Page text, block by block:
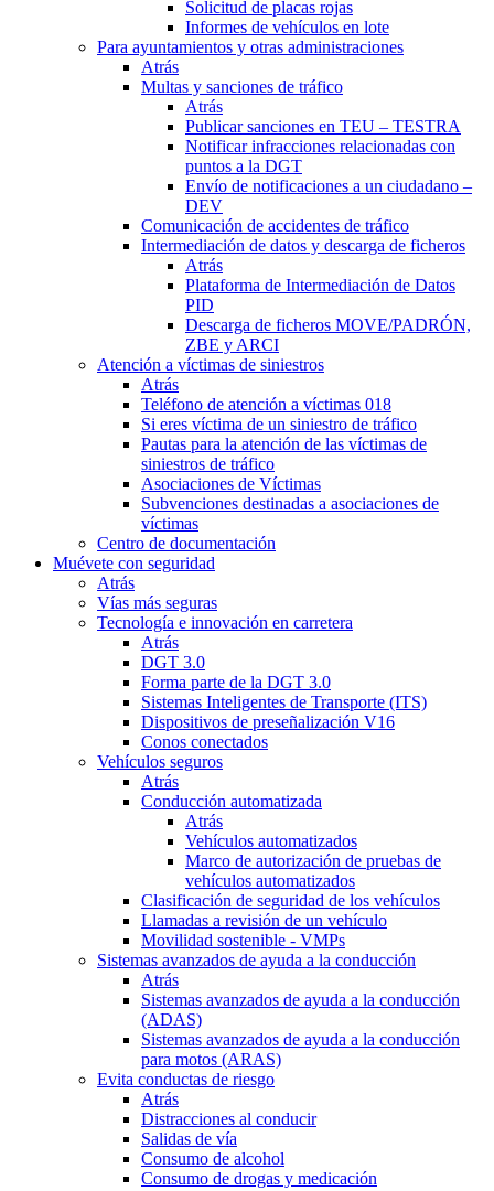
Solicitud de placas rojas
Informes de vehículos en lote
Para ayuntamientos y otras administraciones
Atrás
Multas y sanciones de tráfico
Atrás
Publicar sanciones en TEU – TESTRA
Notificar infracciones relacionadas con
puntos a la DGT
Envío de notificaciones a un ciudadano –
DEV
Comunicación de accidentes de tráfico
Intermediación de datos y descarga de ficheros
Atrás
Plataforma de Intermediación de Datos
PID
Descarga de ficheros MOVE/PADRÓN,
ZBE y ARCI
Atención a víctimas de siniestros
Atrás
Teléfono de atención a víctimas 018
Si eres víctima de un siniestro de tráfico
Pautas para la atención de las víctimas de
siniestros de tráfico
Asociaciones de Víctimas
Subvenciones destinadas a asociaciones de
víctimas
Centro de documentación
Muévete con seguridad
Atrás
Vías más seguras
Tecnología e innovación en carretera
Atrás
DGT 3.0
Forma parte de la DGT 3.0
Sistemas Inteligentes de Transporte (ITS)
Dispositivos de preseñalización V16
Conos conectados
Vehículos seguros
Atrás
Conducción automatizada
Atrás
Vehículos automatizados
Marco de autorización de pruebas de
vehículos automatizados
Clasificación de seguridad de los vehículos
Llamadas a revisión de un vehículo
Movilidad sostenible - VMPs
Sistemas avanzados de ayuda a la conducción
Atrás
Sistemas avanzados de ayuda a la conducción
(ADAS)
Sistemas avanzados de ayuda a la conducción
para motos (ARAS)
Evita conductas de riesgo
Atrás
Distracciones al conducir
Salidas de vía
Consumo de alcohol
Consumo de drogas y medicación